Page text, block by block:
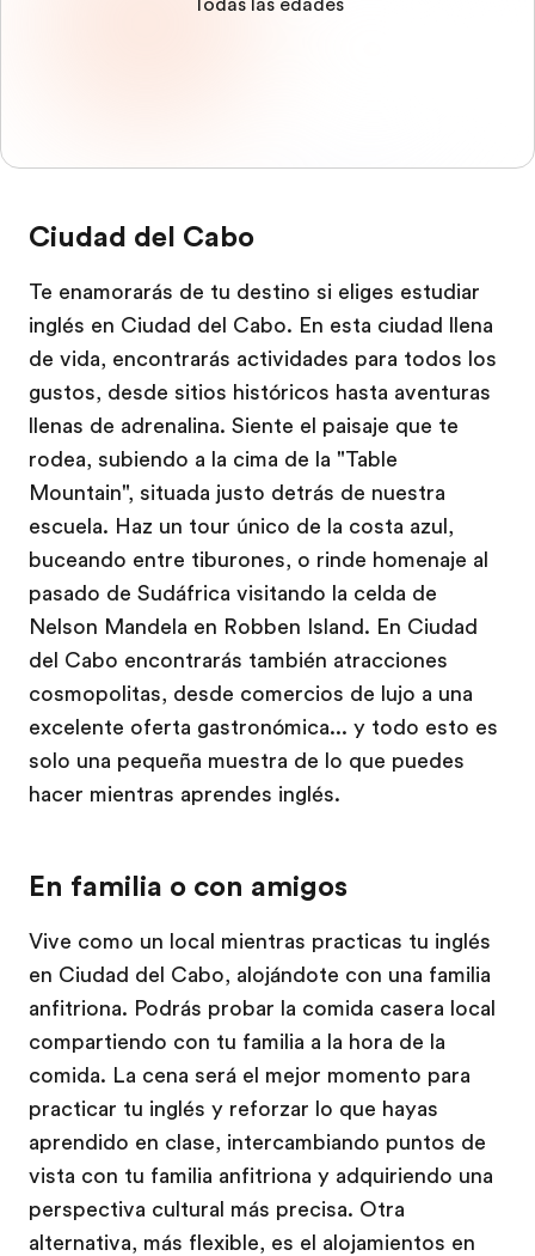
Todas las edades
Ciudad del Cabo
Te enamorarás de tu destino si eliges estudiar
inglés en Ciudad del Cabo. En esta ciudad llena
de vida, encontrarás actividades para todos los
gustos, desde sitios históricos hasta aventuras
llenas de adrenalina. Siente el paisaje que te
rodea, subiendo a la cima de la "Table
Mountain", situada justo detrás de nuestra
escuela. Haz un tour único de la costa azul,
buceando entre tiburones, o rinde homenaje al
pasado de Sudáfrica visitando la celda de
Nelson Mandela en Robben Island. En Ciudad
del Cabo encontrarás también atracciones
cosmopolitas, desde comercios de lujo a una
excelente oferta gastronómica... y todo esto es
solo una pequeña muestra de lo que puedes
hacer mientras aprendes inglés.
En familia o con amigos
Vive como un local mientras practicas tu inglés
en Ciudad del Cabo, alojándote con una familia
anfitriona. Podrás probar la comida casera local
compartiendo con tu familia a la hora de la
comida. La cena será el mejor momento para
practicar tu inglés y reforzar lo que hayas
aprendido en clase, intercambiando puntos de
vista con tu familia anfitriona y adquiriendo una
perspectiva cultural más precisa. Otra
alternativa, más flexible, es el alojamientos en